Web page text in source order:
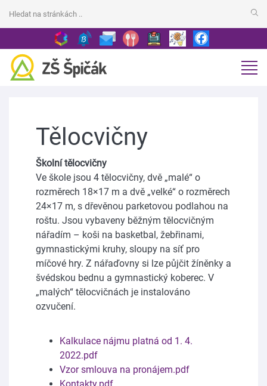
Tělocvičny
Školní tělocvičny
Ve škole jsou 4 tělocvičny, dvě „malé“ o
rozměrech 18×17 m a dvě „velké“ o rozměrech
24×17 m, s dřevěnou parketovou podlahou na
roštu. Jsou vybaveny běžným tělocvičným
nářadím – koši na basketbal, žebřinami,
gymnastickými kruhy, sloupy na síť pro
míčové hry. Z nářaďovny si lze půjčit žíněnky a
švédskou bednu a gymnastický koberec. V
„malých“ tělocvičnách je instalováno
ozvučení.
Kalkulace nájmu platná od 1. 4.
2022.pdf
Vzor smlouva na pronájem.pdf